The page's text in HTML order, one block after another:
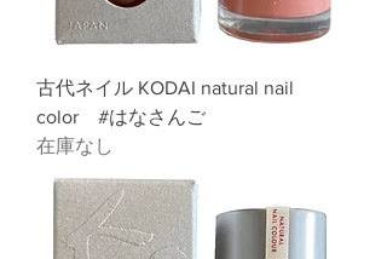
古代ネイル KODAI natural nail
color #はなさんご
在庫なし